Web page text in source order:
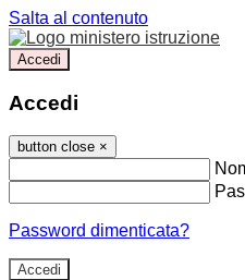
Salta al contenuto
Accedi
Accedi
button close ×
Password dimenticata?